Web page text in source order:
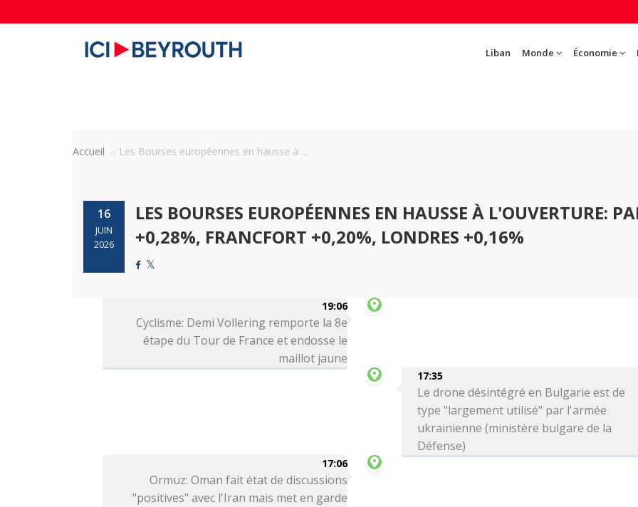
Liban Monde Économie
Accueil Les Bourses européennes en hausse à ...
16
JUIN
2026
LES BOURSES EUROPÉENNES EN HAUSSE À L'OUVERTURE:
+0,28%, FRANCFORT +0,20%, LONDRES +0,16%
19:06
Cyclisme: Demi Vollering remporte la 8e
étape du Tour de France et endosse le
maillot jaune
17:35
Le drone désintégré en Bulgarie est de
type "largement utilisé" par l'armée
ukrainienne (ministère bulgare de la
Défense)
17:06
Ormuz: Oman fait état de discussions
"positives" avec l'Iran mais met en garde